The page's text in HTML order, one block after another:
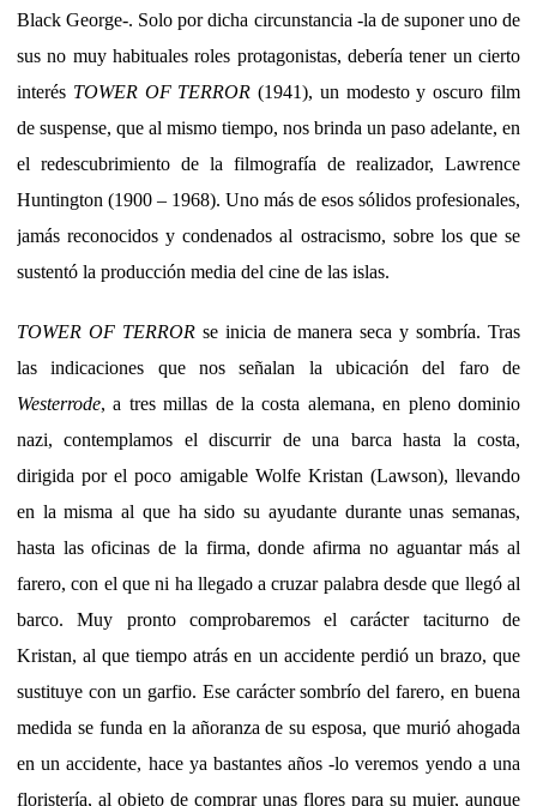
Black George-. Solo por dicha circunstancia -la de suponer uno de
sus no muy habituales roles protagonistas, debería tener un cierto
interés TOWER OF TERROR (1941), un modesto y oscuro film
de suspense, que al mismo tiempo, nos brinda un paso adelante, en
el redescubrimiento de la filmografía de realizador, Lawrence
Huntington (1900 – 1968). Uno más de esos sólidos profesionales,
jamás reconocidos y condenados al ostracismo, sobre los que se
sustentó la producción media del cine de las islas.
TOWER OF TERRORse inicia de manera seca y sombría. Tras
las indicaciones que nos señalan la ubicación del faro de
Westerrode, a tres millas de la costa alemana, en pleno dominio
nazi, contemplamos el discurrir de una barca hasta la costa,
dirigida por el poco amigable Wolfe Kristan (Lawson), llevando
en la misma al que ha sido su ayudante durante unas semanas,
hasta las oficinas de la firma, donde afirma no aguantar más al
farero, con el que ni ha llegado a cruzar palabra desde que llegó al
barco. Muy pronto comprobaremos el carácter taciturno de
Kristan, al que tiempo atrás en un accidente perdió un brazo, que
sustituye con un garfio. Ese carácter sombrío del farero, en buena
medida se funda en la añoranza de su esposa, que murió ahogada
en un accidente, hace ya bastantes años -lo veremos yendo a una
floristería, al objeto de comprar unas flores para su mujer, aunque